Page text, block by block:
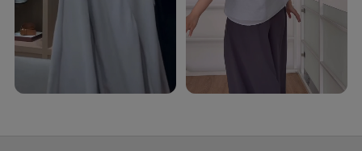
機能付き
【着こなしポイント】
同素材のボトムに合わせてセットアップで着ていただくのがおすすめです。
前のみタックインしていただくと、より軽やかな印象に着ていただけます。